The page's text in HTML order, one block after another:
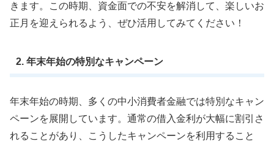
きます。この時期、資金面での不安を解消して、楽しいお
正月を迎えられるよう、ぜひ活用してみてください！
2. 年末年始の特別なキャンペーン
年末年始の時期、多くの中小消費者金融では特別なキャン
ペーンを展開しています。通常の借入金利が大幅に割引さ
れることがあり、こうしたキャンペーンを利用すること